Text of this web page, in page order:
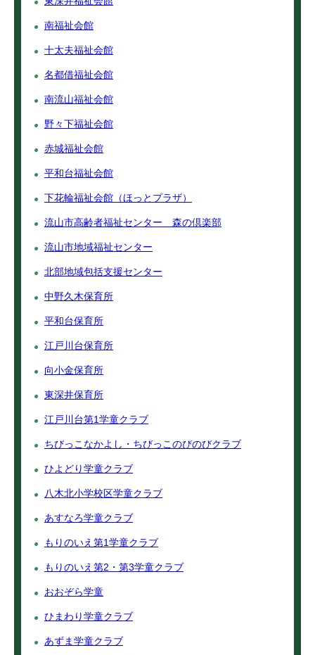
南福祉会館
十太夫福祉会館
名都借福祉会館
南流山福祉会館
野々下福祉会館
赤城福祉会館
平和台福祉会館
下花輪福祉会館（ほっとプラザ）
流山市高齢者福祉センター 森の倶楽部
流山市地域福祉センター
北部地域包括支援センター
中野久木保育所
平和台保育所
江戸川台保育所
向小金保育所
東深井保育所
江戸川台第1学童クラブ
ちびっこなかよし・ちびっこのびのびクラブ
ひよどり学童クラブ
八木北小学校区学童クラブ
あすなろ学童クラブ
もりのいえ第1学童クラブ
もりのいえ第2・第3学童クラブ
おおぞら学童
ひまわり学童クラブ
あずま学童クラブ